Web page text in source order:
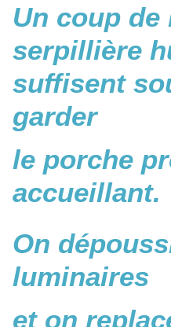
Un coup de
serpillière
suffisent
garder
le porche
accueillant.
On
luminaires
et on